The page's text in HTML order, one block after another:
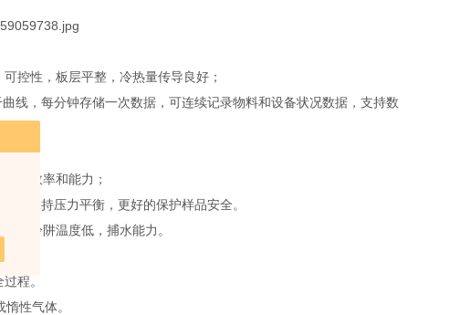
控性，板层平整，冷热量传导良好；
线，每分钟存储一次数据，可连续记录物料和设备状况数据，支持数
水效率和能力；
气保持压力平衡，更好的保护样品安全。
，冷阱温度低，捕水能力。
程。
性气体。